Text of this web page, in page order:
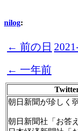
nilog:
← 前の日
← 一年前
朝日新聞が珍しく
朝日新聞社「お答